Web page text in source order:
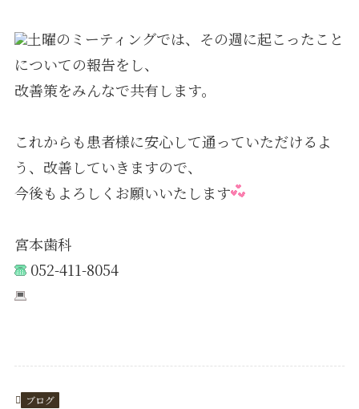
土曜のミーティングでは、その週に起こったこと
についての報告をし、
改善策をみんなで共有します。
これからも患者様に安心して通っていただけるよ
う、改善していきますので、
今後もよろしくお願いいたします
宮本歯科
052-411-8054
ブログ